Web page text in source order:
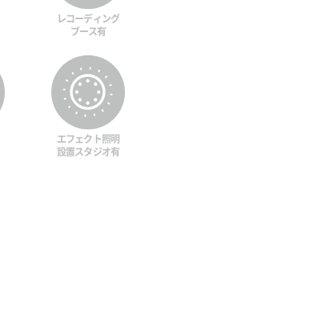
レコーディング
ブース有
エフェクト照明
設置スタジオ有